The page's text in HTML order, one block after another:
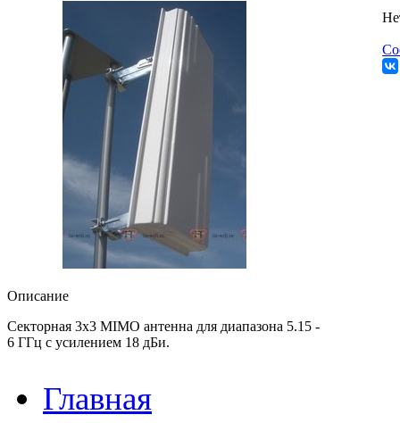
Описание
Секторная 3x3 MIMO антенна для диапазона 5.15 -
6 ГГц с усилением 18 дБи.
Главная